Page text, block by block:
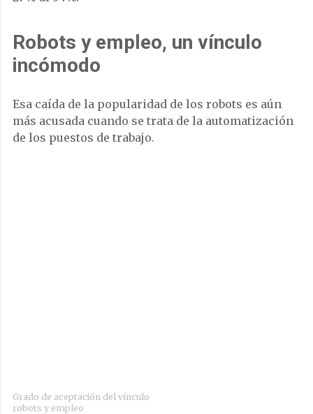
Robots y empleo, un vínculo
incómodo
Esa caída de la popularidad de los robots es aún
más acusada cuando se trata de la automatización
de los puestos de trabajo.
Grado de aceptación del vínculo
robots y empleo